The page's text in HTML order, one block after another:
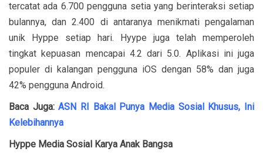
tercatat ada 6.700 pengguna setia yang berinteraksi setiap
bulannya, dan 2.400 di antaranya menikmati pengalaman
unik Hyppe setiap hari. Hyype juga telah memperoleh
tingkat kepuasan mencapai 4.2 dari 5.0. Aplikasi ini juga
populer di kalangan pengguna iOS dengan 58% dan juga
42% pengguna Android.
Baca Juga:ASN RI Bakal Punya Media Sosial Khusus, Ini
Kelebihannya
Hyppe Media Sosial Karya Anak Bangsa